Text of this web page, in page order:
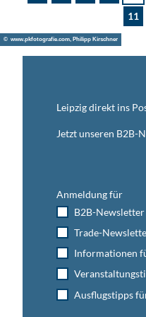
o
e
r
i
11
© www.pkfotografie.com, Philipp Kirschner
Leipzig direkt ins
Jetzt unseren B2B-
Anmeldung für
B2B-
Trade-
Informationen
Ausflugstipps